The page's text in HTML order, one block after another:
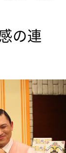
の連